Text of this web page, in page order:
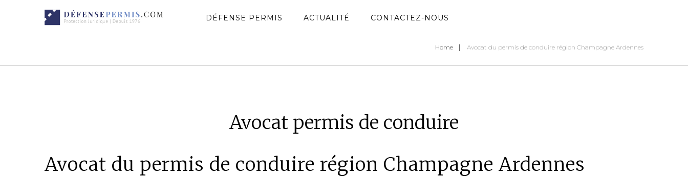
DÉFENSE PERMIS ACTUALITÉ CONTACTEZ-NOUS
Home Avocat du permis de conduire région Champagne Ardennes
Avocat permis de conduire
Avocat du permis de conduire région Champagne Ardennes